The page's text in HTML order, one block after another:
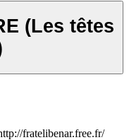
(Les têtes
fratelibenar.free.fr/